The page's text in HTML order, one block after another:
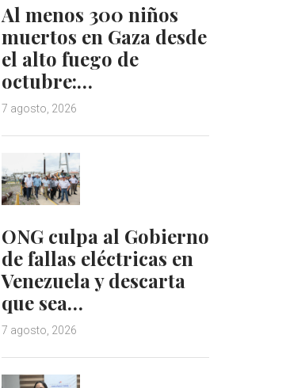
Al menos 300 niños
muertos en Gaza desde
el alto fuego de
octubre:…
7 agosto, 2026
ONG culpa al Gobierno
de fallas eléctricas en
Venezuela y descarta
que sea…
7 agosto, 2026